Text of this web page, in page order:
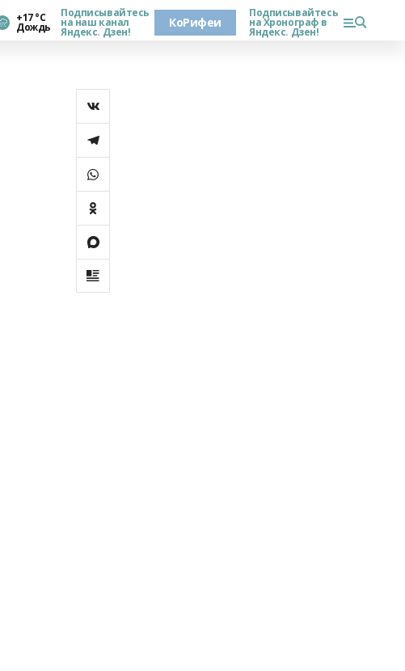
+17 °С
Дождь
Подписывайтесь
на наш канал
Яндекс. Дзен!
КоРифеи
Подписывайтесь
на Хронограф в
Яндекс. Дзен!